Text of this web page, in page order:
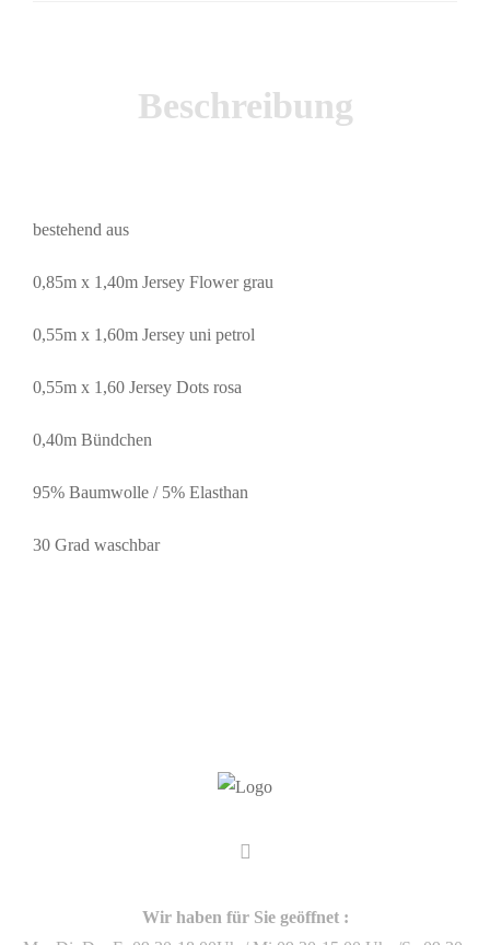
Beschreibung
bestehend aus
0,85m x 1,40m Jersey Flower grau
0,55m x 1,60m Jersey uni petrol
0,55m x 1,60 Jersey Dots rosa
0,40m Bündchen
95% Baumwolle / 5% Elasthan
30 Grad waschbar
Wir haben für Sie geöffnet :